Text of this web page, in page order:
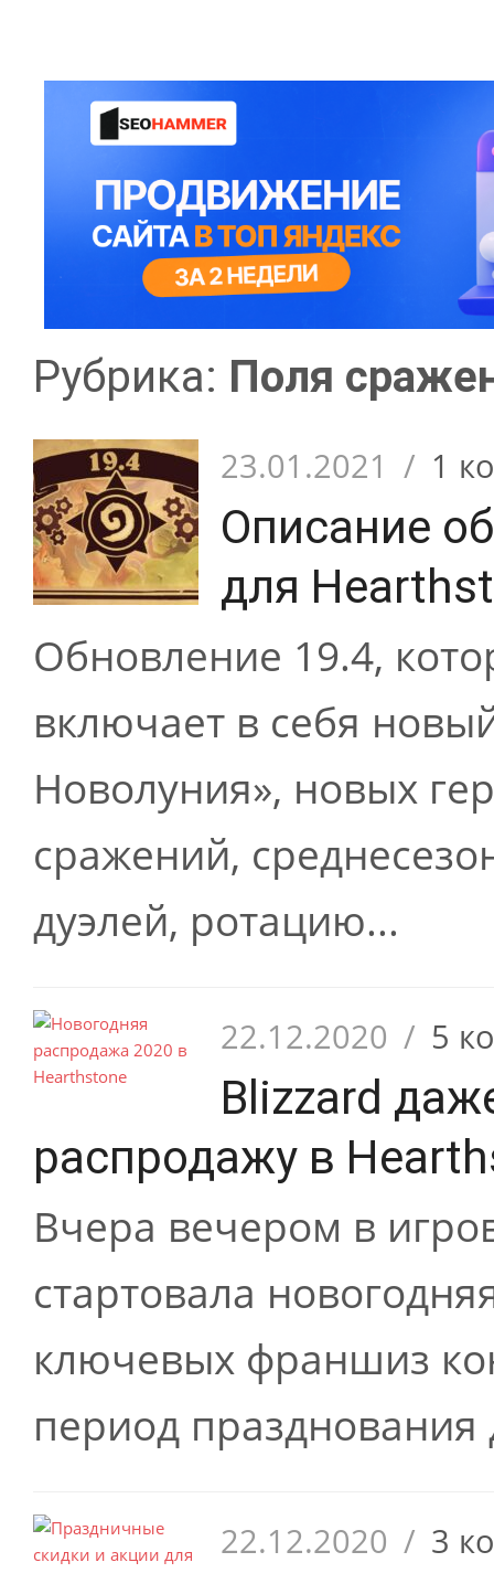
Рубрика: Поля
23.01.2021 / 1
Описание
для
Обновление 19.4,
включает в себя
Новолуния», новых
сражений,
дуэлей, ротацию...
22.12.2020 / 5
Blizzard
распродажу в
Вчера вечером в
стартовала
ключевых франшиз
период празднования
22.12.2020 / 3